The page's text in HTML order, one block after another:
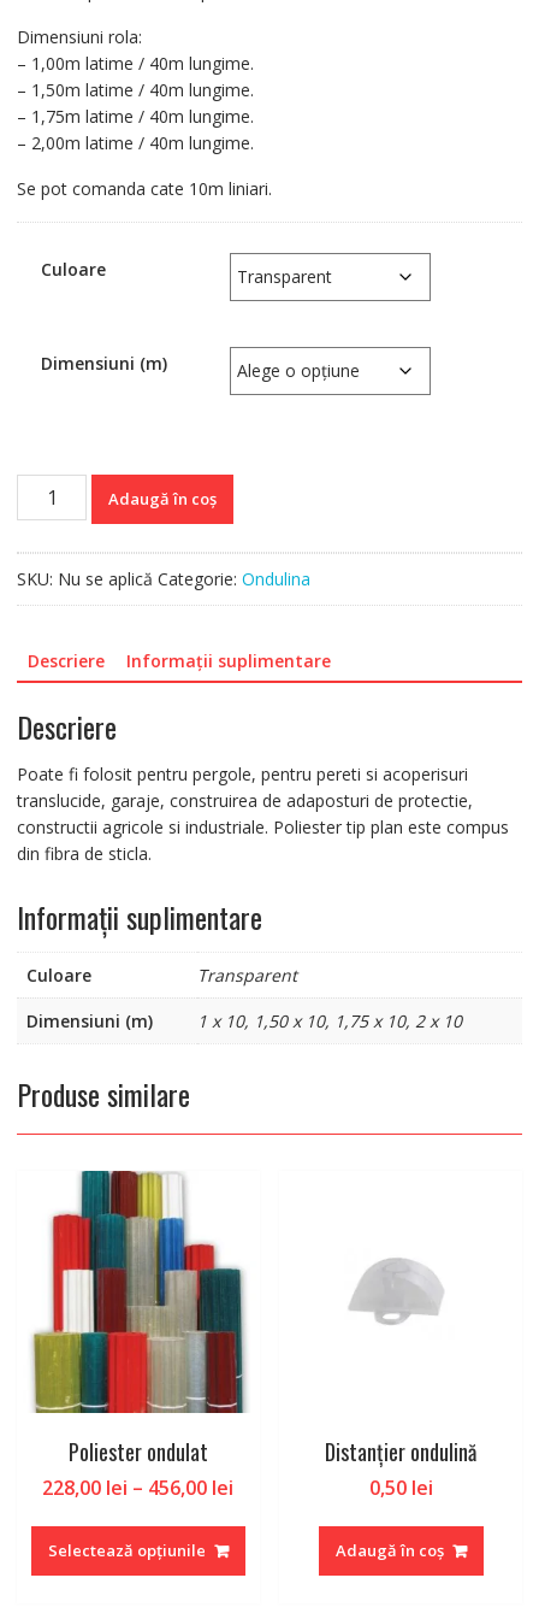
Dimensiuni rola:
– 1,00m latime / 40m lungime.
– 1,50m latime / 40m lungime.
– 1,75m latime / 40m lungime.
– 2,00m latime / 40m lungime.
Se pot comanda cate 10m liniari.
Culoare
Dimensiuni (m)
Cantitate
Adaugă în coș
SKU: Nu se aplică Categorie: Ondulina
Descriere Informații suplimentare
Descriere
Poate fi folosit pentru pergole, pentru pereti si acoperisuri
translucide, garaje, construirea de adaposturi de protectie,
constructii agricole si industriale. Poliester tip plan este compus
din fibra de sticla.
Informații suplimentare
Culoare
Transparent
Dimensiuni (m)
1 x 10, 1,50 x 10, 1,75 x 10, 2 x 10
Produse similare
Poliester ondulat
228,00 lei – 456,00 lei
Selectează opțiunile
Acest
are
Distanțier ondulină
0,50 lei
Adaugă în coș